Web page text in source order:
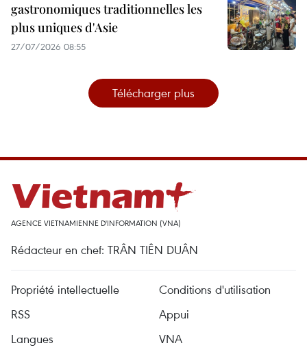
gastronomiques traditionnelles les
plus uniques d'Asie
27/07/2026 08:55
Télécharger plus
AGENCE VIETNAMIENNE D'INFORMATION (VNA)
Rédacteur en chef: TRÂN TIÊN DUÂN
Propriété intellectuelle
Conditions d'utilisation
RSS
Appui
Langues
VNA